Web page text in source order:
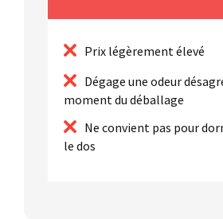
Prix légèrement élevé
Dégage une odeur
moment du déballage
Ne convient pas pour
le dos